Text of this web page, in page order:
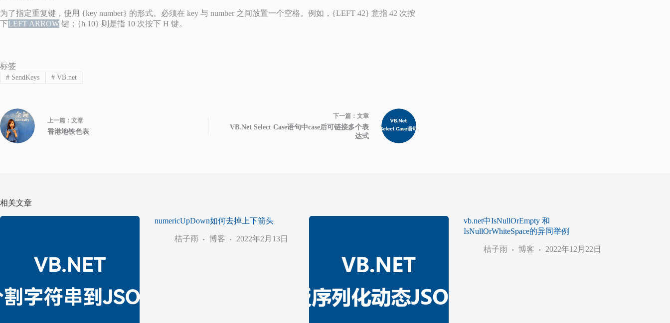
为了指定重复键，使用 {key number} 的形式。必须在 key 与 number 之间放置一个空格。例如，{LEFT 42} 意指 42 次按
下LEFT ARROW 键；{h 10} 则是指 10 次按下 H 键。
标签
#SendKeys #VB.net
上一篇： 文章
香港地铁色表
下一篇： 文章
VB.Net Select Case语句中case后可链接多个表
达式
相关文章
numericUpDown如何去掉上下箭头
桔子雨 博客 2022年2月13日
vb.net中IsNullOrEmpty 和
IsNullOrWhiteSpace的异同举例
桔子雨 博客 2022年12月22日